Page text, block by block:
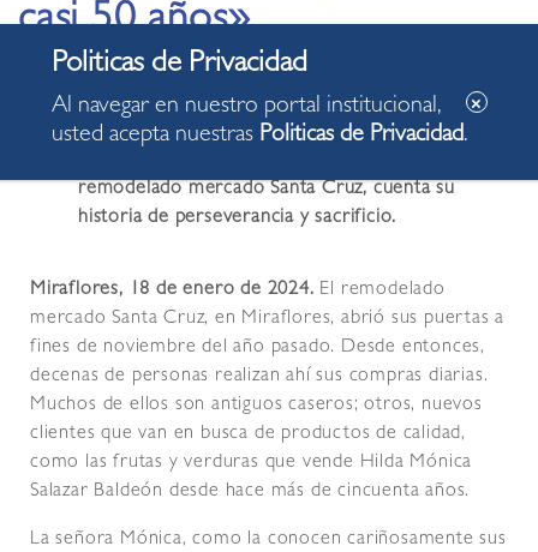
casi 50 años»
18.01.2024
remodelado mercado Santa Cruz, cuenta su
historia de perseverancia y sacrificio.
Miraflores, 18 de enero de 2024. El remodelado
mercado Santa Cruz, en Miraflores, abrió sus puertas a
fines de noviembre del año pasado. Desde entonces,
decenas de personas realizan ahí sus compras diarias.
Muchos de ellos son antiguos caseros; otros, nuevos
clientes que van en busca de productos de calidad,
como las frutas y verduras que vende Hilda Mónica
Salazar Baldeón desde hace más de cincuenta años.
La señora Mónica, como la conocen cariñosamente sus
Al navegar en nuestro portal institucional,
usted acepta nuestras Politicas de Privacidad.